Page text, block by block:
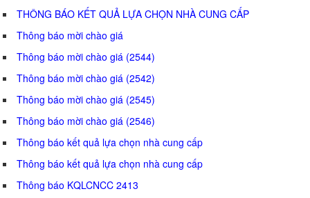
THÔNG BÁO KẾT QUẢ LỰA CHỌN NHÀ CUNG CẤP
Thông báo mời chào giá
Thông báo mời chào giá (2544)
Thông báo mời chào giá (2542)
Thông báo mời chào giá (2545)
Thông báo mời chào giá (2546)
Thông báo kết quả lựa chọn nhà cung cấp
Thông báo kết quả lựa chọn nhà cung cấp
Thông báo KQLCNCC 2413